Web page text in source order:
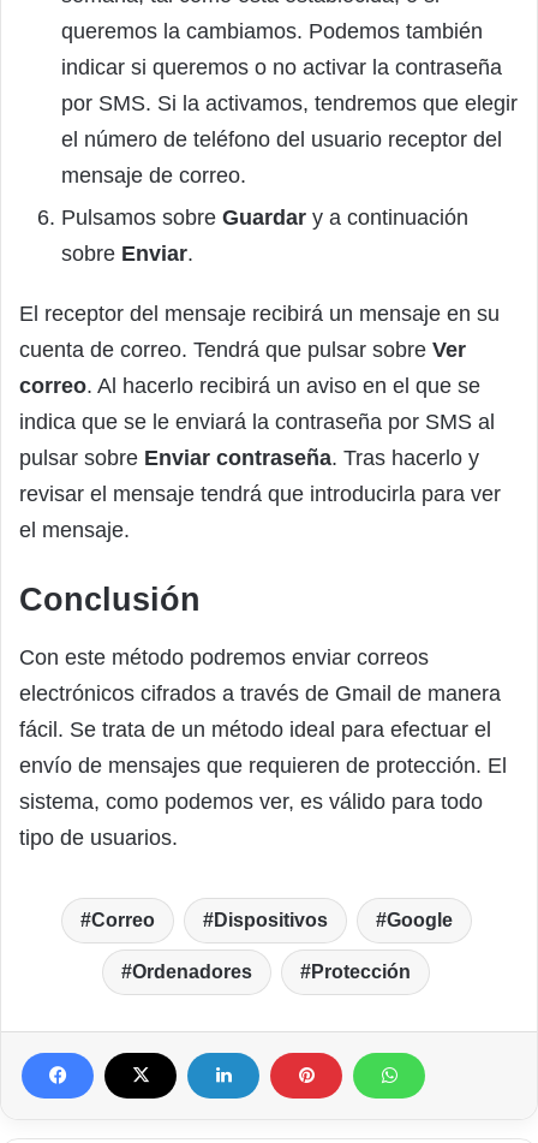
queremos la cambiamos. Podemos también
indicar si queremos o no activar la contraseña
por SMS. Si la activamos, tendremos que elegir
el número de teléfono del usuario receptor del
mensaje de correo.
Pulsamos sobre Guardar y a continuación
sobre Enviar.
El receptor del mensaje recibirá un mensaje en su
cuenta de correo. Tendrá que pulsar sobre Ver
correo. Al hacerlo recibirá un aviso en el que se
indica que se le enviará la contraseña por SMS al
pulsar sobre Enviar contraseña. Tras hacerlo y
revisar el mensaje tendrá que introducirla para ver
el mensaje.
Conclusión
Con este método podremos enviar correos
electrónicos cifrados a través de Gmail de manera
fácil. Se trata de un método ideal para efectuar el
envío de mensajes que requieren de protección. El
sistema, como podemos ver, es válido para todo
tipo de usuarios.
Correo Dispositivos Google
Ordenadores Protección